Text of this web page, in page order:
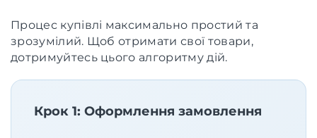
Процес купівлі максимально простий та
зрозумілий. Щоб отримати свої товари,
дотримуйтесь цього алгоритму дій.
Крок 1: Оформлення замовлення